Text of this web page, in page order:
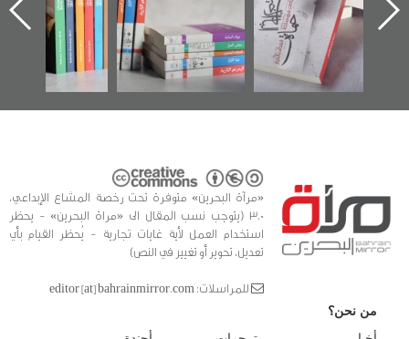
وأحداث ساحة
الفداء لمركز أوال
للدراسات والتوثيق
في سلسلة من 5
كتب
«مرآة البحرين» متوفرة تحت رخصة المشاع الإبداعي،
3.0 (يتوجب نسب المقال الى «مراة البحرين» - يحظر
استخدام العمل لأية غايات تجارية - يُحظر القيام بأي
تعديل، تحوير أو تغيير في النص)
للمراسلات: editor [at] bahrainmirror.com
من نحن؟